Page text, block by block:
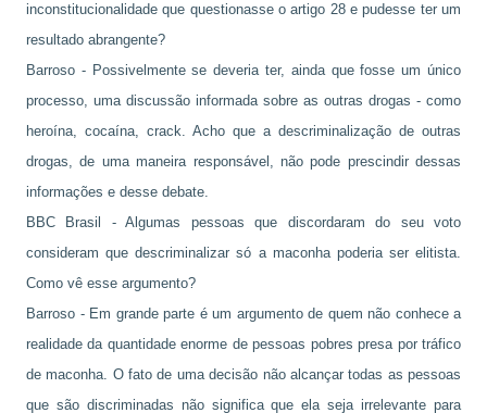
inconstitucionalidade que questionasse o artigo 28 e pudesse ter um
resultado abrangente?
Barroso - Possivelmente se deveria ter, ainda que fosse um único
processo, uma discussão informada sobre as outras drogas - como
heroína, cocaína, crack. Acho que a descriminalização de outras
drogas, de uma maneira responsável, não pode prescindir dessas
informações e desse debate.
BBC Brasil - Algumas pessoas que discordaram do seu voto
consideram que descriminalizar só a maconha poderia ser elitista.
Como vê esse argumento?
Barroso - Em grande parte é um argumento de quem não conhece a
realidade da quantidade enorme de pessoas pobres presa por tráfico
de maconha. O fato de uma decisão não alcançar todas as pessoas
que são discriminadas não significa que ela seja irrelevante para